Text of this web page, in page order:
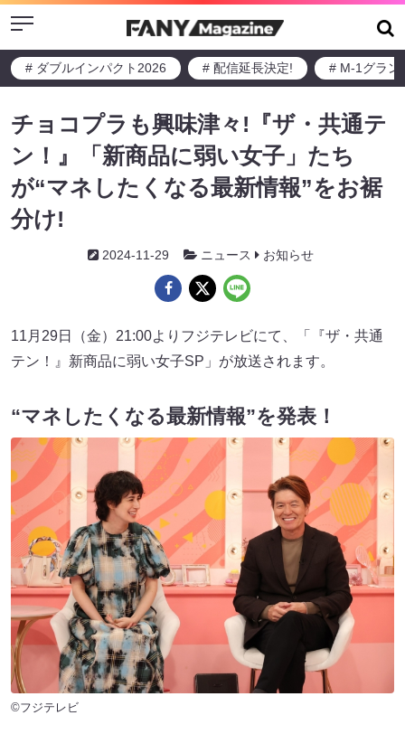
Menu
# ダブルインパクト2026 # 配信延長決定! # M-1グラン
チョコプラも興味津々!『ザ・共通テ
ン！』「新商品に弱い女子」たち
が“マネしたくなる最新情報”をお裾
分け!
2024-11-29 ニュース お知らせ
11月29日（金）21:00よりフジテレビにて、「『ザ・共通
テン！』新商品に弱い女子SP」が放送されます。
“マネしたくなる最新情報”を発表！
©フジテレビ